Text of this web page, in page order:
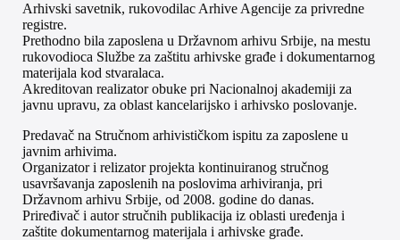
Arhivski savetnik, rukovodilac Arhive Agencije za privredne
registre.
Prethodno bila zaposlena u Državnom arhivu Srbije, na mestu
rukovodioca Službe za zaštitu arhivske građe i dokumentarnog
materijala kod stvaralaca.
Akreditovan realizator obuke pri Nacionalnoj akademiji za
javnu upravu, za oblast kancelarijsko i arhivsko poslovanje.
Predavač na Stručnom arhivističkom ispitu za zaposlene u
javnim arhivima.
Organizator i relizator projekta kontinuiranog stručnog
usavršavanja zaposlenih na poslovima arhiviranja, pri
Državnom arhivu Srbije, od 2008. godine do danas.
Priređivač i autor stručnih publikacija iz oblasti uređenja i
zaštite dokumentarnog materijala i arhivske građe.